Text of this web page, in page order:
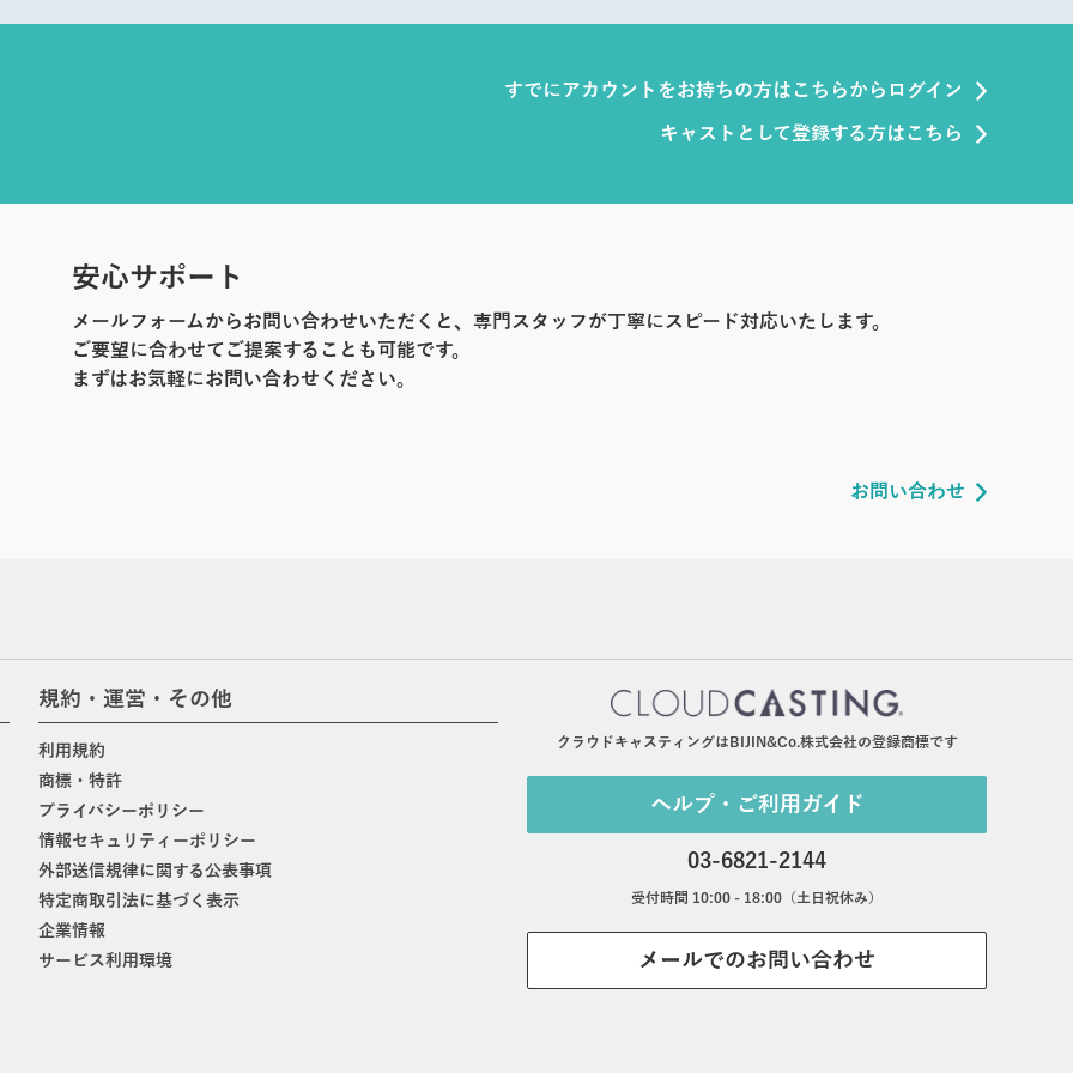
すでにアカウントをお持ちの方はこちらからログイン
キャストとして登録する方はこちら
安心サポート
メールフォームからお問い合わせいただくと、専門スタッフが丁寧にスピード対応いたします。
ご要望に合わせてご提案することも可能です。
まずはお気軽にお問い合わせください。
お問い合わせ
規約・運営・その他
利用規約
商標・特許
プライバシーポリシー
情報セキュリティーポリシー
外部送信規律に関する公表事項
特定商取引法に基づく表示
企業情報
サービス利用環境
クラウドキャスティングはBIJIN&Co.株式会社の登録商標です
ヘルプ・ご利用ガイド
03-6821-2144
受付時間 10:00 - 18:00（土日祝休み）
メールでのお問い合わせ